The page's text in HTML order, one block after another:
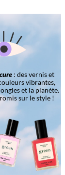
: des vernis et
vibrantes,
et la planète.
sur le style !